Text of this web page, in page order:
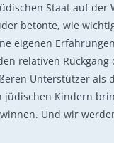
Staat auf
betonte, wie
eigenen
relativen
Unterstützer als
jüdischen Kindern
Und wir